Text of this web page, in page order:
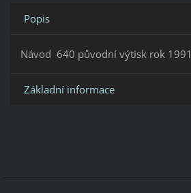
Popis
Návod 640 původní výtisk rok
Základní informace